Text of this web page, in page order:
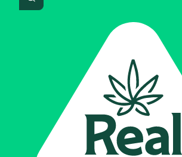
Search